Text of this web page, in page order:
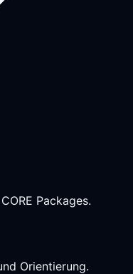
Packages.
Orientierung.